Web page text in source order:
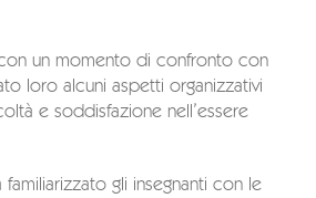
un momento di confronto con
loro alcuni aspetti organizzativi
e soddisfazione nell’essere
gli insegnanti con le